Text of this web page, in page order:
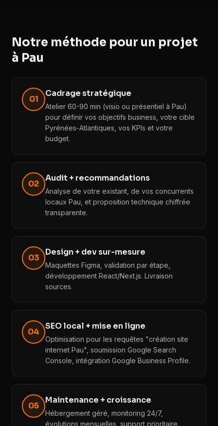
Notre méthode pour un projet
à Pau
01
Cadrage stratégique
Atelier 60-90 min (visio ou présentiel à Pau)
pour définir vos objectifs business, votre cible
Pyrénées-Atlantiques, vos KPIs et votre
budget.
02
Audit + recommandations
Analyse de votre existant, de vos concurrents
locaux Pau, et proposition technique chiffrée
transparente.
03
Design + dev sur-mesure
Maquettes Figma, validation par étape,
développement React/Next.js. Livraison
sources.
04
SEO local + mise en ligne
Optimisation pour les requêtes "création site
internet Pau", soumission Google Search
Console, intégration Google Business Profile.
05
Maintenance + croissance
Hébergement géré, monitoring 24/7,
évolutions mensuelles, support prioritaire.